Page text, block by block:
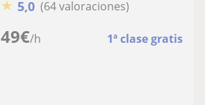
49€/h 1ª clase gratis
★ 5,0 (64 valoraciones)